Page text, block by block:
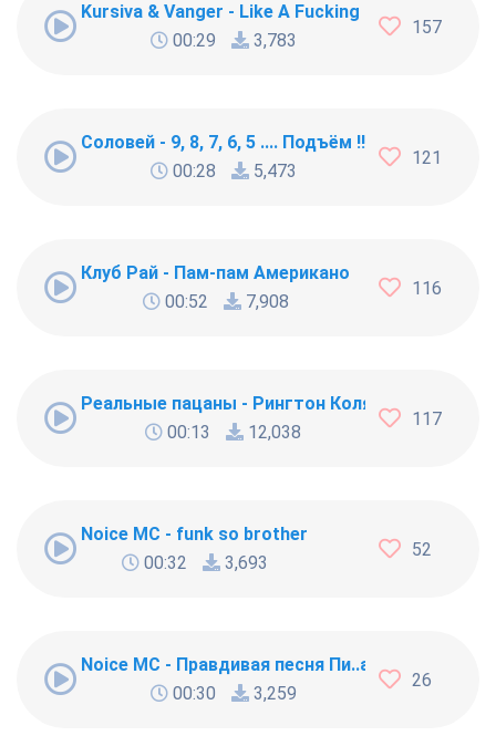
Kursiva & Vanger - Like A Fucking Newbie
00:29
3,783
157
Соловей - 9, 8, 7, 6, 5 .... Подъём !!!
00:28
5,473
121
Клуб Рай - Пам-пам Американо
00:52
7,908
116
Реальные пацаны - Рингтон Коляна
00:13
12,038
117
Noice MC - funk so brother
00:32
3,693
52
Noice MC - Правдивая песня Пи..абола
00:30
3,259
26